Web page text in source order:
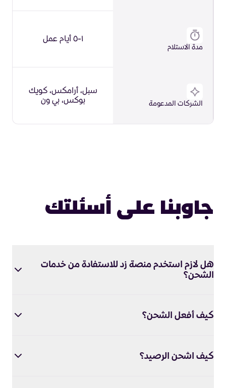
مدة الاستلام
١-٥ أيام عمل
الشركات المدعومة
سبل، أرامكس، كويك
بوكس، بي ون
جاوبنا على أسئلتك
هل لازم استخدم منصة زد للاستفادة من خدمات
الشحن؟
كيف أفعل الشحن؟
كيف اشحن الرصيد؟